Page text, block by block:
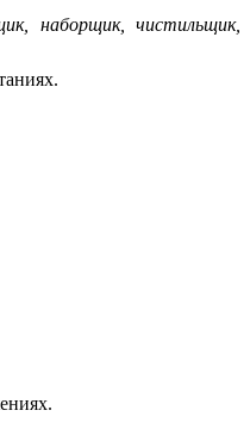
наборщик, чистильщик,